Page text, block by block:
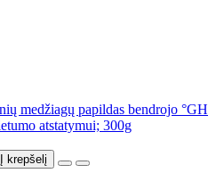
medžiagų papildas bendrojo °GH
atstatymui; 300g
Į krepšelį